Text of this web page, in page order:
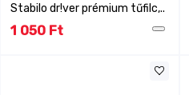
Stabilo dr!ver prémium tűfilc,..
1 050 Ft